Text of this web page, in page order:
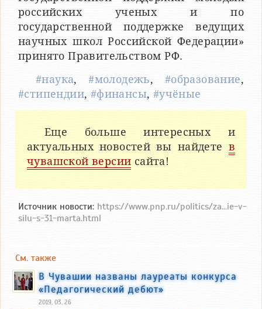
российских ученых и по
государственной поддержке ведущих
научных школ Российской Федерации»
принято Правительством РФ.
#наука,#молодежь, #образование,
#стипендии, #финансы, #учёные
Еще больше интересных и
актуальных новостей вы найдете в
чувашской версии сайта!
Источник новости: https://www.pnp.ru/politics/za...ie-v-
silu-s-31-marta.html
См. также
В Чувашии названы лауреаты конкурса
«Педагогический дебют»
2019, 03, 26